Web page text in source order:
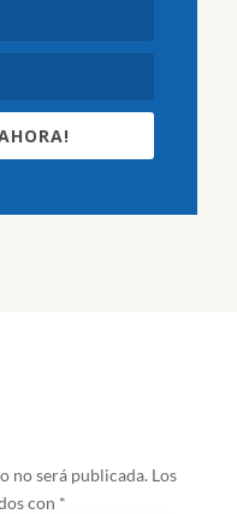
no será publicada. Los
con *